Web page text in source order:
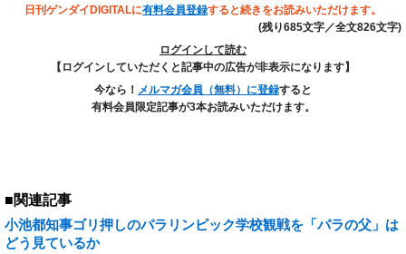
日刊ゲンダイDIGITALに有料会員登録すると続きをお読みいただけます。
(残り685文字／全文826文字)
ログインして読む
【ログインしていただくと記事中の広告が非表示になります】
今なら！ メルマガ会員（無料）に登録すると
有料会員限定記事が3本お読みいただけます。
■関連記事
小池都知事ゴリ押しのパラリンピック学校観戦を「パラの父」は
どう見ているか